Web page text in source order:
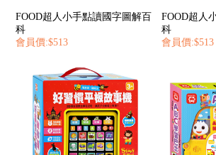
FOOD超人小手點讀國字圖解百
科
會員價:$513
FOOD超人
科
會員價:$513